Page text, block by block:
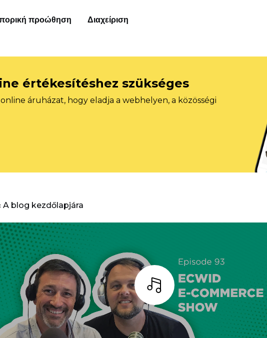
προώθηση Διαχείριση
értékesítéshez szükséges
áruházat, hogy eladja a webhelyen, a közösségi
A blog kezdőlapjára
Hallgass